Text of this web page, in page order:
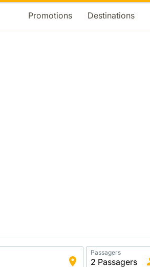
Promotions Destinations
Passagers